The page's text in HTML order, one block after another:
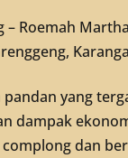
– Roemah
pandan yang
dampak
dan